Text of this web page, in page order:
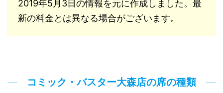
2019年5月3日の情報を元に作成しました。最
新の料金とは異なる場合がございます。
コミック・バスター大森店の席の種類